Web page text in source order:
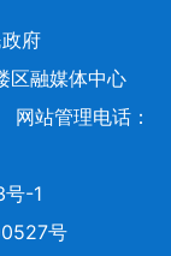
府
区融媒体中心
站管理电话：
-1
号